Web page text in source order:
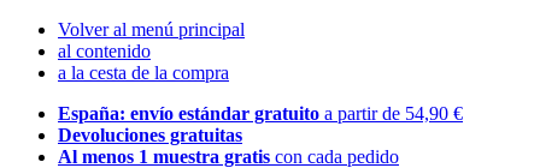
Volver al menú principal
al contenido
a la cesta de la compra
España: envío estándar gratuito a partir de 54,90 €
Devoluciones gratuitas
Al menos 1 muestra gratis con cada pedido